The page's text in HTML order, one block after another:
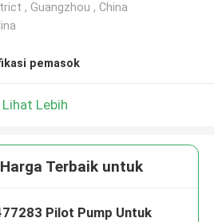
, Guangzhou , China
pemasok
Lihat Lebih
Terbaik untuk
Pilot Pump Untuk